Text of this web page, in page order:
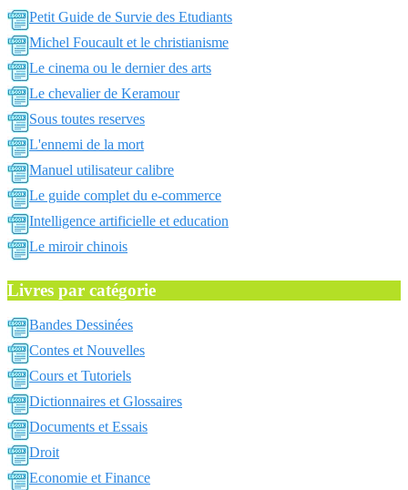
Petit Guide de Survie des Etudiants
Michel Foucault et le christianisme
Le cinema ou le dernier des arts
Le chevalier de Keramour
Sous toutes reserves
L'ennemi de la mort
Manuel utilisateur calibre
Le guide complet du e-commerce
Intelligence artificielle et education
Le miroir chinois
Livres par catégorie
Bandes Dessinées
Contes et Nouvelles
Cours et Tutoriels
Dictionnaires et Glossaires
Documents et Essais
Droit
Economie et Finance